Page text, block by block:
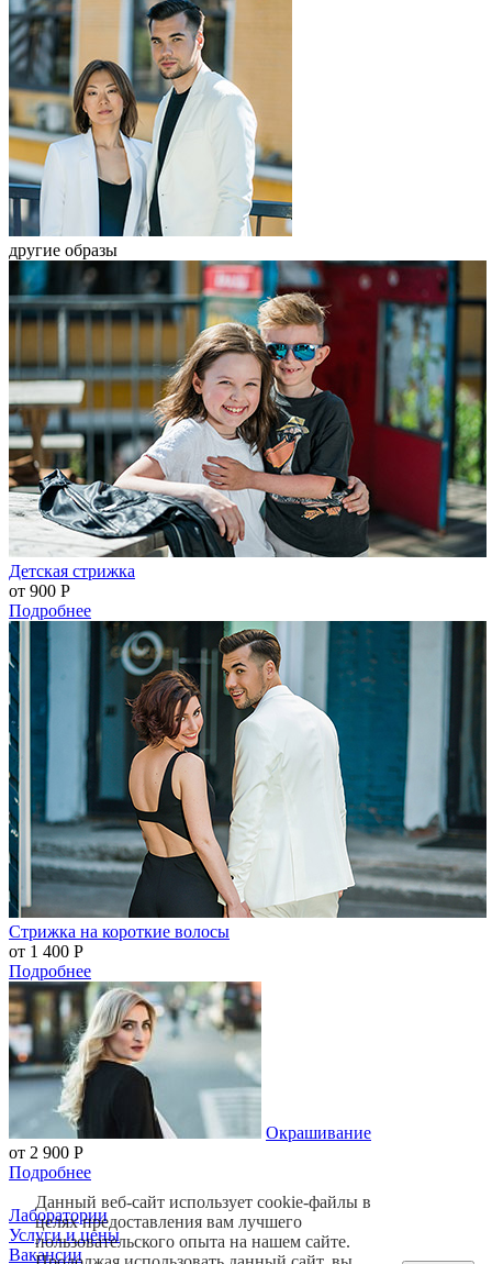
другие образы
Детская стрижка
от 900 Р
Подробнее
Стрижка на короткие волосы
от 1 400 Р
Подробнее
Окрашивание
от 2 900 Р
Подробнее
Лаборатории
Услуги и цены
Вакансии
Данный веб-сайт использует cookie-файлы в
целях предоставления вам лучшего
пользовательского опыта на нашем сайте.